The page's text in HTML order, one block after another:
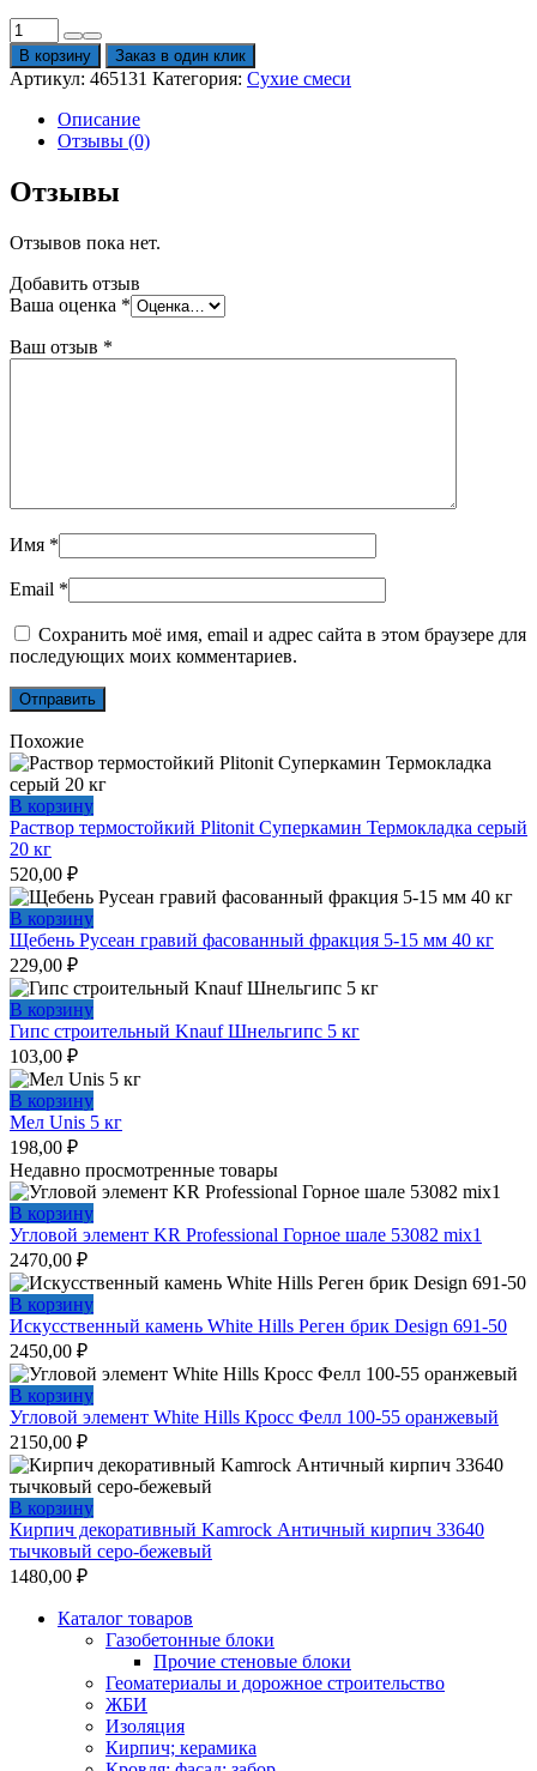
Количество
товара
Штукатурно-
клеевой
состав
Perfekta
Термотек
Зимняя
серия
кг
В корзину Заказ в один клик
Артикул: 465131 Категория: Сухие смеси
Описание
Отзывы (0)
Отзывы
Отзывов пока нет.
Добавить отзыв
Ваша оценка *
Ваш отзыв *
Имя *
Email *
Сохранить моё имя, email и адрес сайта в этом браузере для
последующих моих комментариев.
Похожие
В корзину
Раствор термостойкий Plitonit Суперкамин Термокладка серый
20 кг
520,00 ₽
В корзину
Щебень Русеан гравий фасованный фракция 5-15 мм 40 кг
229,00 ₽
В корзину
Гипс строительный Knauf Шнельгипс 5 кг
103,00 ₽
В корзину
Мел Unis 5 кг
198,00 ₽
Недавно просмотренные товары
В корзину
Угловой элемент KR Professional Горное шале 53082 mix1
2470,00 ₽
В корзину
Искусственный камень White Hills Реген брик Design 691-50
2450,00 ₽
В корзину
Угловой элемент White Hills Кросс Фелл 100-55 оранжевый
2150,00 ₽
В корзину
Кирпич декоративный Kamrock Античный кирпич 33640
тычковый серо-бежевый
1480,00 ₽
Каталог товаров
Газобетонные блоки
Прочие стеновые блоки
Геоматериалы и дорожное строительство
ЖБИ
Изоляция
Кирпич; керамика